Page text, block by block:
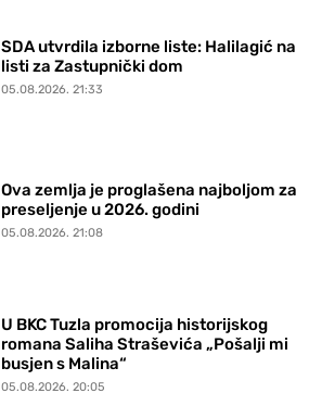
SDA utvrdila izborne liste: Halilagić na
listi za Zastupnički dom
05.08.2026. 21:33
Ova zemlja je proglašena najboljom za
preseljenje u 2026. godini
05.08.2026. 21:08
U BKC Tuzla promocija historijskog
romana Saliha Straševića „Pošalji mi
busjen s Malina“
05.08.2026. 20:05